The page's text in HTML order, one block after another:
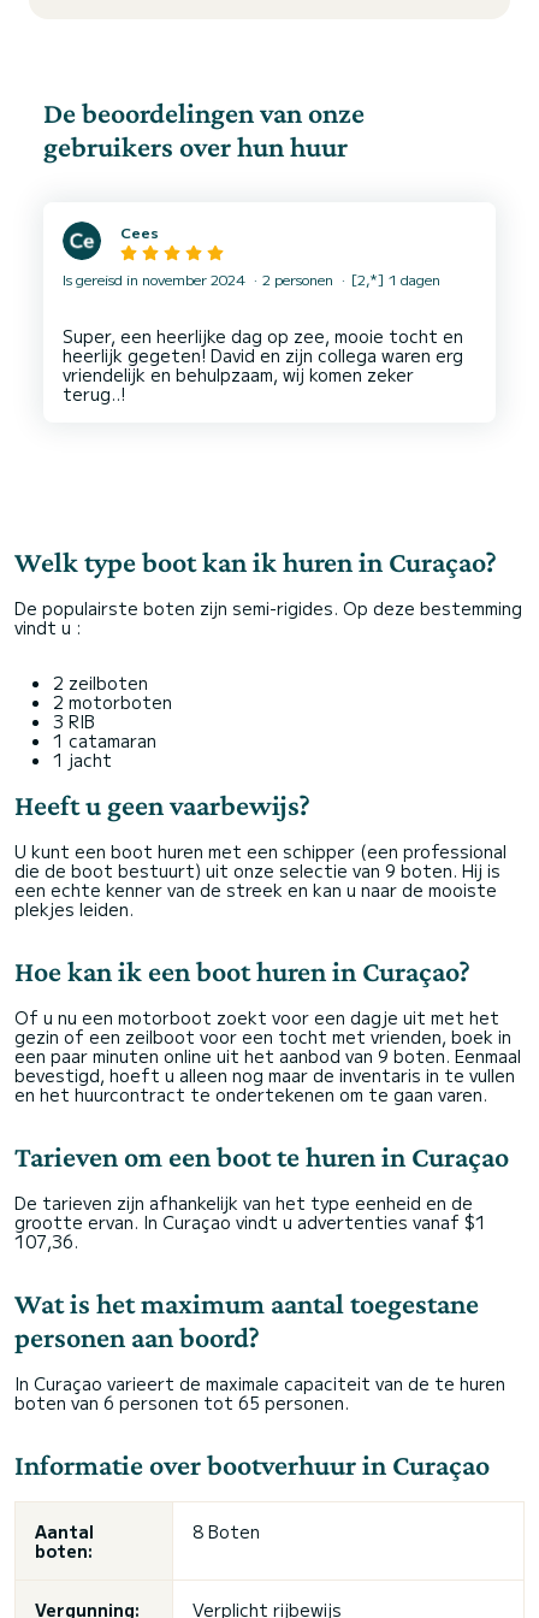
De beoordelingen van onze
gebruikers over hun huur
Cees
Is gereisd in november 2024 2 personen [2,*] 1 dagen
Super, een heerlijke dag op zee, mooie tocht en
heerlijk gegeten! David en zijn collega waren erg
vriendelijk en behulpzaam, wij komen zeker
Welk type boot kan ik huren in Curaçao?
De populairste boten zijn semi-rigides. Op deze bestemming
vindt u :
2 zeilboten
2 motorboten
3 RIB
1 catamaran
1 jacht
Heeft u geen vaarbewijs?
U kunt een boot huren met een schipper (een professional
die de boot bestuurt) uit onze selectie van 9 boten. Hij is
een echte kenner van de streek en kan u naar de mooiste
plekjes leiden.
Hoe kan ik een boot huren in Curaçao?
Of u nu een motorboot zoekt voor een dagje uit met het
gezin of een zeilboot voor een tocht met vrienden, boek in
een paar minuten online uit het aanbod van 9 boten. Eenmaal
bevestigd, hoeft u alleen nog maar de inventaris in te vullen
en het huurcontract te ondertekenen om te gaan varen.
Tarieven om een boot te huren in Curaçao
De tarieven zijn afhankelijk van het type eenheid en de
grootte ervan. In Curaçao vindt u advertenties vanaf $1
107,36.
Wat is het maximum aantal toegestane
personen aan boord?
In Curaçao varieert de maximale capaciteit van de te huren
boten van 6 personen tot 65 personen.
Informatie over bootverhuur in Curaçao
Aantal
boten:
8 Boten
Vergunning: Verplicht rijbewijs